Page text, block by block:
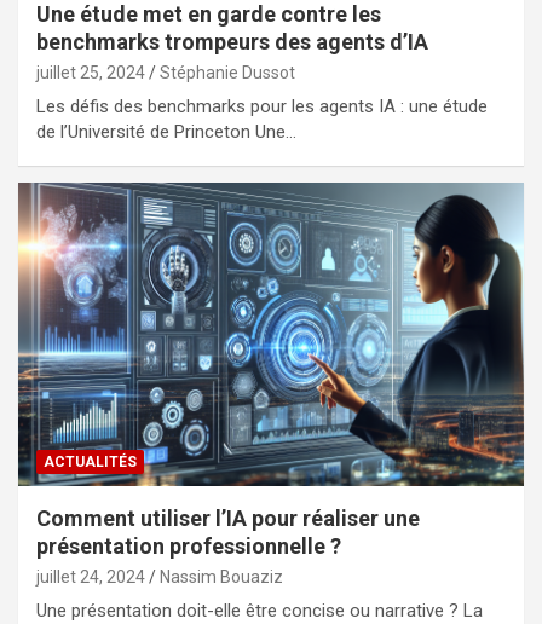
Une étude met en garde contre les
benchmarks trompeurs des agents d’IA
juillet 25, 2024 Stéphanie Dussot
Les défis des benchmarks pour les agents IA : une étude
de l’Université de Princeton Une…
ACTUALITÉS
Comment utiliser l’IA pour réaliser une
présentation professionnelle ?
juillet 24, 2024 Nassim Bouaziz
Une présentation doit-elle être concise ou narrative ? La